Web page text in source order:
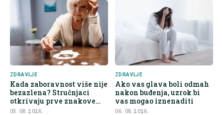
ZDRAVLJE
Kada zaboravnost više nije
bezazlena? Stručnjaci
otkrivaju prve znakove
demencije
05. 08. 2026.
ZDRAVLJE
Ako vas glava boli odmah
nakon buđenja, uzrok bi
vas mogao iznenaditi
06. 08. 2026.